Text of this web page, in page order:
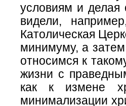
условиям и
видели,
Католическая
минимуму, а
относимся к
жизни с
как к измене
минимализации